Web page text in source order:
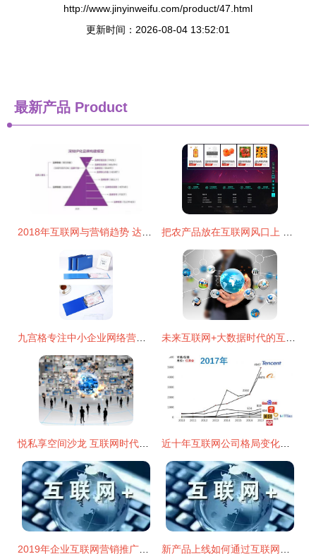
http://www.jinyinweifu.com/product/47.html
更新时间：2026-08-04 13:52:01
最新产品 Product